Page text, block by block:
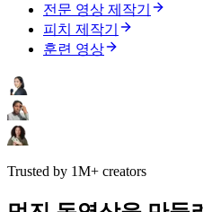
전문 영상 제작기
피치 제작기
훈련 영상
Trusted by 1M+ creators